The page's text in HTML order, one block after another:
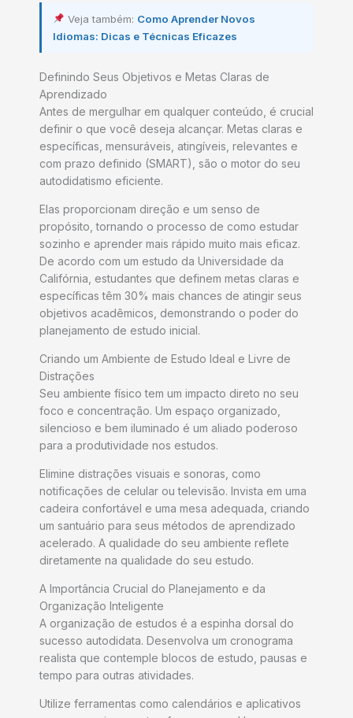
Veja também: Como Aprender Novos
Idiomas: Dicas e Técnicas Eficazes
Definindo Seus Objetivos e Metas Claras de
Aprendizado
Antes de mergulhar em qualquer conteúdo, é crucial
definir o que você deseja alcançar. Metas claras e
específicas, mensuráveis, atingíveis, relevantes e
com prazo definido (SMART), são o motor do seu
autodidatismo eficiente.
Elas proporcionam direção e um senso de
propósito, tornando o processo de como estudar
sozinho e aprender mais rápido muito mais eficaz.
De acordo com um estudo da Universidade da
Califórnia, estudantes que definem metas claras e
específicas têm 30% mais chances de atingir seus
objetivos acadêmicos, demonstrando o poder do
planejamento de estudo inicial.
Criando um Ambiente de Estudo Ideal e Livre de
Distrações
Seu ambiente físico tem um impacto direto no seu
foco e concentração. Um espaço organizado,
silencioso e bem iluminado é um aliado poderoso
para a produtividade nos estudos.
Elimine distrações visuais e sonoras, como
notificações de celular ou televisão. Invista em uma
cadeira confortável e uma mesa adequada, criando
um santuário para seus métodos de aprendizado
acelerado. A qualidade do seu ambiente reflete
diretamente na qualidade do seu estudo.
A Importância Crucial do Planejamento e da
Organização Inteligente
A organização de estudos é a espinha dorsal do
sucesso autodidata. Desenvolva um cronograma
realista que contemple blocos de estudo, pausas e
tempo para outras atividades.
Utilize ferramentas como calendários e aplicativos